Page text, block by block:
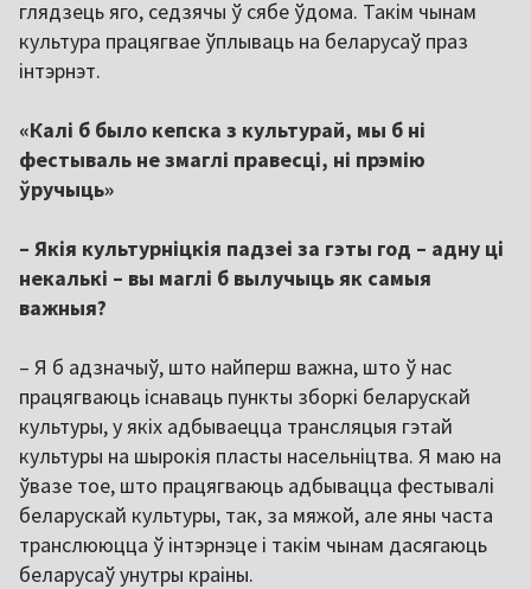
глядзець яго, седзячы ў сябе ўдома. Такім чынам
культура працягвае ўплываць на беларусаў праз
інтэрнэт.
«Калі б было кепска з культурай, мы б ні
фестываль не змаглі правесці, ні прэмію
ўручыць»
– Якія культурніцкія падзеі за гэты год – адну ці
некалькі – вы маглі б вылучыць як самыя
важныя?
– Я б адзначыў, што найперш важна, што ў нас
працягваюць існаваць пункты зборкі беларускай
культуры, у якіх адбываецца трансляцыя гэтай
культуры на шырокія пласты насельніцтва. Я маю на
ўвазе тое, што працягваюць адбывацца фестывалі
беларускай культуры, так, за мяжой, але яны часта
транслююцца ў інтэрнэце і такім чынам дасягаюць
беларусаў унутры краіны.